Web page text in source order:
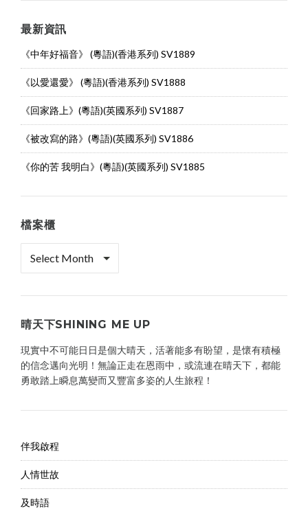
最新資訊
《中年好福音》 (粵語)(香港系列) SV1889
《以愛還愛》 (粵語)(香港系列) SV1888
《回家路上》(粵語)(英國系列) SV1887
《被改寫的路》(粵語)(英國系列) SV1886
《你的苦 我明白》(粵語)(英國系列) SV1885
檔案櫃
晴天下SHINING ME UP
現實中不可能日日是個大晴天，活著能多有盼望，是懷有積極
的信念邁向光明！無論正走在恩雨中，或流連在晴天下，都能
勇敢踏上瞬息萬變而又豐富多姿的人生旅程！
伴我啟程
人情世故
及時語